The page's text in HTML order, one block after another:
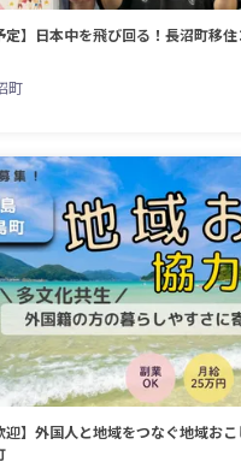
定】日本中を飛び回る！長沼町移
町
迎】外国人と地域をつなぐ地域お